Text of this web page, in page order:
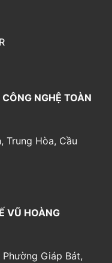
NGHỆ TOÀN
Trung Hòa, Cầu
VŨ HOÀNG
Giáp Bát,